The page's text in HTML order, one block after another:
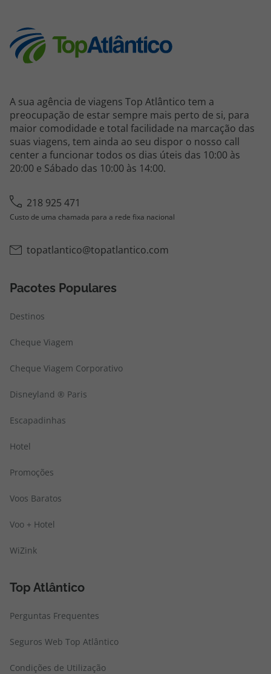
A sua agência de viagens Top Atlântico tem a
preocupação de estar sempre mais perto de si, para
maior comodidade e total facilidade na marcação das
suas viagens, tem ainda ao seu dispor o nosso call
center a funcionar todos os dias úteis das 10:00 às
20:00 e Sábado das 10:00 às 14:00.
218 925 471
Custo de uma chamada para a rede fixa nacional
topatlantico@topatlantico.com
Pacotes Populares
Destinos
Cheque Viagem
Cheque Viagem Corporativo
Disneyland ® Paris
Escapadinhas
Hotel
Promoções
Voos Baratos
Voo + Hotel
WiZink
Top Atlântico
Perguntas Frequentes
Seguros Web Top Atlântico
Condições de Utilização